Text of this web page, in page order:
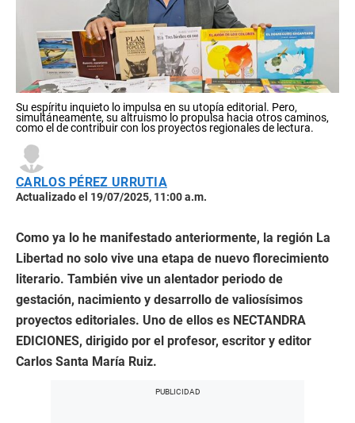
Su espíritu inquieto lo impulsa en su utopía editorial. Pero,
simultáneamente, su altruismo lo propulsa hacia otros caminos,
como el de contribuir con los proyectos regionales de lectura.
CARLOS PÉREZ URRUTIA
Actualizado el 19/07/2025, 11:00 a.m.
Como ya lo he manifestado anteriormente, la región La
Libertad no solo vive una etapa de nuevo florecimiento
literario. También vive un alentador periodo de
gestación, nacimiento y desarrollo de valiosísimos
proyectos editoriales. Uno de ellos es NECTANDRA
EDICIONES, dirigido por el profesor, escritor y editor
Carlos Santa María Ruiz.